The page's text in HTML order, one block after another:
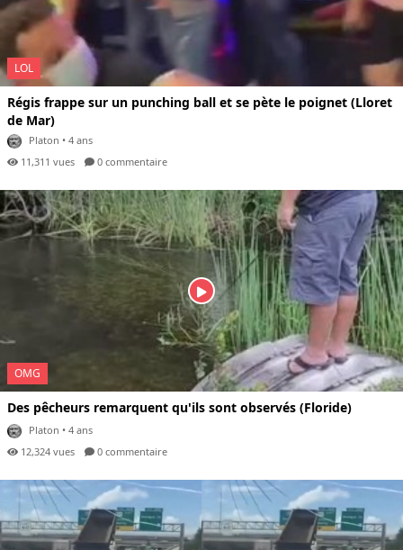
LOL
Régis frappe sur un punching ball et se pète le poignet (Lloret
de Mar)
Platon • 4 ans
11,311 vues
0 commentaire
OMG
Des pêcheurs remarquent qu'ils sont observés (Floride)
Platon • 4 ans
12,324 vues
0 commentaire